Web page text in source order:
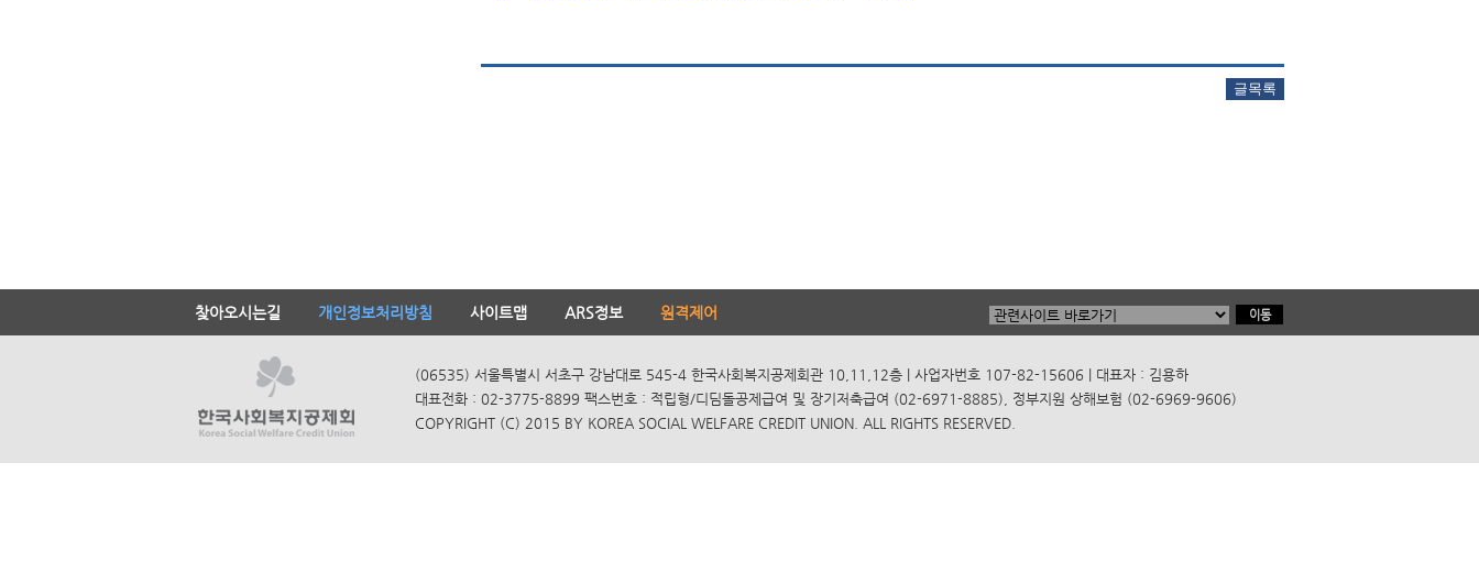
찾아오시는길 개인정보처리방침 사이트맵 ARS정보 원격제어
(06535) 서울특별시 서초구 강남대로 545-4 한국사회복지공제회관 10,11,12층 | 사업자번호 107-82-15606 | 대표자 : 김용하
대표전화 : 02-3775-8899 팩스번호 : 적립형/디딤돌공제급여 및 장기저축급여 (02-6971-8885), 정부지원 상해보험 (02-6969-9606)
COPYRIGHT (C) 2015 BY KOREA SOCIAL WELFARE CREDIT UNION. ALL RIGHTS RESERVED.